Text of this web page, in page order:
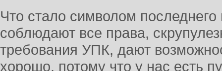
Что стало символом
соблюдают все права,
требования УПК, дают
хорошо, потому что у нас есть